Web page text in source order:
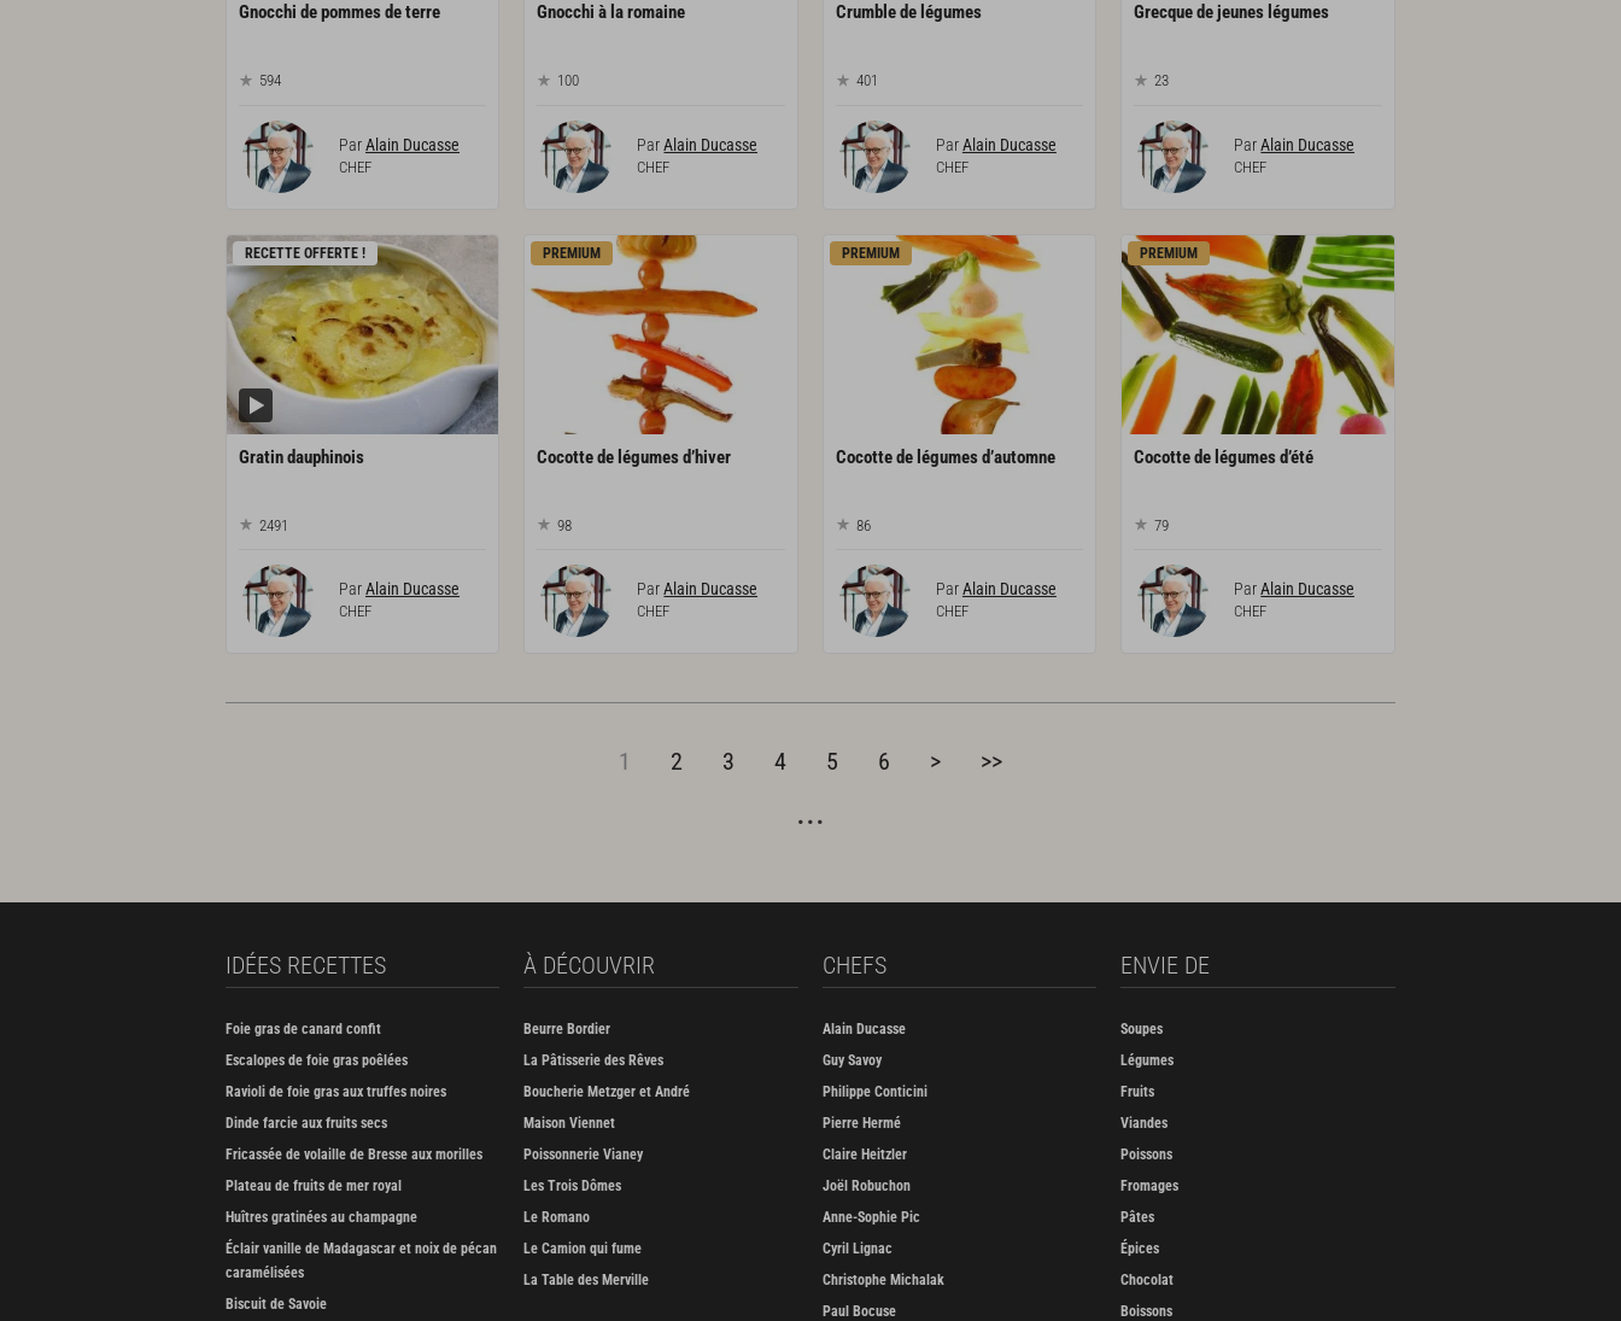
Gnocchi depommesdeterre
594
ParAlain Ducasse
CHEF
Gnocchi à laromaine
100
ParAlain Ducasse
CHEF
Crumblede légumes
401
ParAlain Ducasse
CHEF
Grecquedejeunes légumes
23
ParAlain Ducasse
CHEF
RECETTE OFFERTE !
Gratindauphinois
2491
ParAlain Ducasse
CHEF
PREMIUM
Cocottede légumesd’hiver
98
ParAlain Ducasse
CHEF
PREMIUM
Cocottede légumesd’automne
86
ParAlain Ducasse
CHEF
PREMIUM
Cocottede légumesd’été
79
ParAlain Ducasse
CHEF
1 2 3 4 5 6 > >>
IDÉES RECETTES
Foie gras de canard confit
Escalopes de foie gras poêlées
Ravioli de foie gras aux truffes noires
Dinde farcie aux fruits secs
Fricassée de volaille de Bresse aux morilles
Plateau de fruits de mer royal
Huîtres gratinées au champagne
Éclair vanille de Madagascar et noix de pécan
caramélisées
Biscuit de Savoie
À DÉCOUVRIR
Beurre Bordier
La Pâtisserie des Rêves
Boucherie Metzger et André
Maison Viennet
Poissonnerie Vianey
Les Trois Dômes
Le Romano
Le Camion qui fume
La Table des Merville
CHEFS
Alain Ducasse
Guy Savoy
Philippe Conticini
Pierre Hermé
Claire Heitzler
Joël Robuchon
Anne-Sophie Pic
Cyril Lignac
Christophe Michalak
Paul Bocuse
ENVIE DE
Soupes
Légumes
Fruits
Viandes
Poissons
Fromages
Pâtes
Épices
Chocolat
Boissons